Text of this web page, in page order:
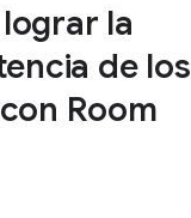
la
de los
Room